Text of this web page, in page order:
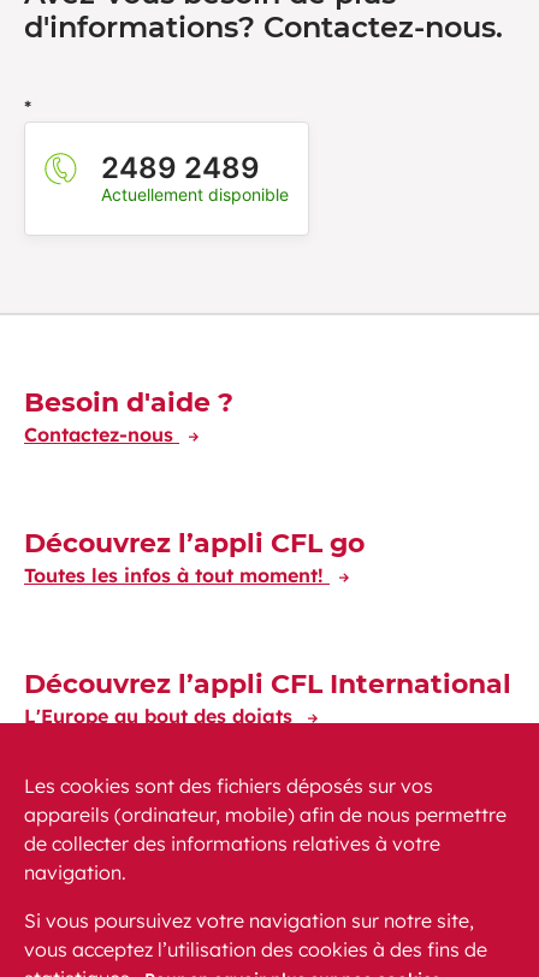
d'informations? Contactez-nous.
*
2489 2489
Actuellement disponible
Découvrez-en plus
Besoin d'aide ?
Contactez-nous
Découvrez l’appli CFL go
Toutes les infos à tout moment!
Découvrez l’appli CFL International
L'Europe au bout des doigts
Mentions légales
Les cookies sont des fichiers déposés sur vos
appareils (ordinateur, mobile) afin de nous permettre
de collecter des informations relatives à votre
navigation.
Si vous poursuivez votre navigation sur notre site,
vous acceptez l’utilisation des cookies à des fins de